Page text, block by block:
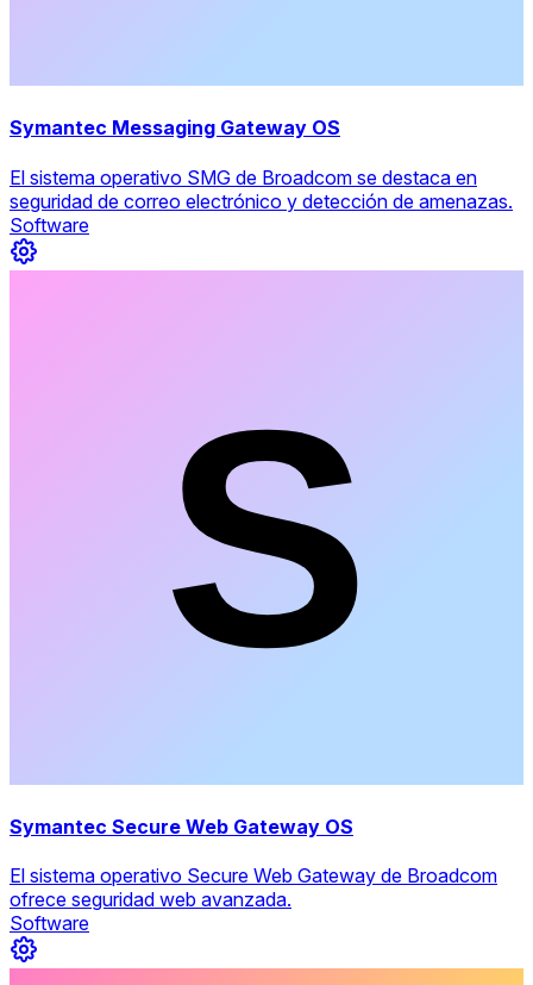
Symantec Messaging Gateway OS
El sistema operativo SMG de Broadcom se destaca en
seguridad de correo electrónico y detección de amenazas.
Software
Symantec Secure Web Gateway OS
El sistema operativo Secure Web Gateway de Broadcom
ofrece seguridad web avanzada.
Software